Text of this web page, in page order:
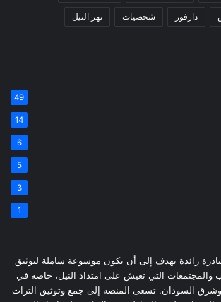
دارفور شخصيات نهر النيل
49
14
6
5
3
1
رائدة تهدف إلى أن تكون موسوعة شاملة لتوثيق
والمجتمعات التي تعيش على امتداد النيل، خاصة في
السودان. تسعى المنصة إلى جمع وتوثيق التراث